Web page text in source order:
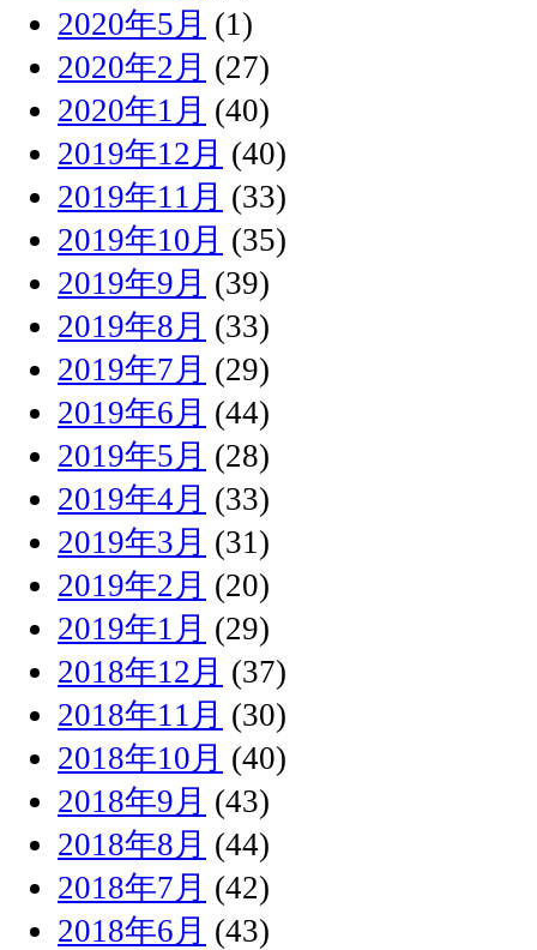
2020年5月 (1)
2020年2月 (27)
2020年1月 (40)
2019年12月 (40)
2019年11月 (33)
2019年10月 (35)
2019年9月 (39)
2019年8月 (33)
2019年7月 (29)
2019年6月 (44)
2019年5月 (28)
2019年4月 (33)
2019年3月 (31)
2019年2月 (20)
2019年1月 (29)
2018年12月 (37)
2018年11月 (30)
2018年10月 (40)
2018年9月 (43)
2018年8月 (44)
2018年7月 (42)
2018年6月 (43)